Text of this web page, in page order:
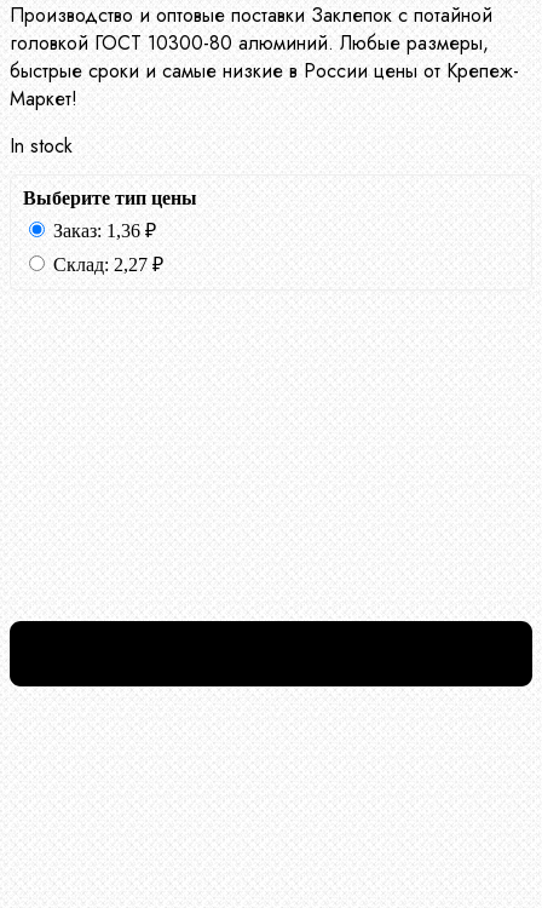
Производство и оптовые поставки Заклепок с потайной
головкой ГОСТ 10300-80 алюминий. Любые размеры,
быстрые сроки и самые низкие в России цены от Крепеж-
Маркет!
In stock
Выберите тип цены
Заказ: 1,36 ₽
Склад: 2,27 ₽